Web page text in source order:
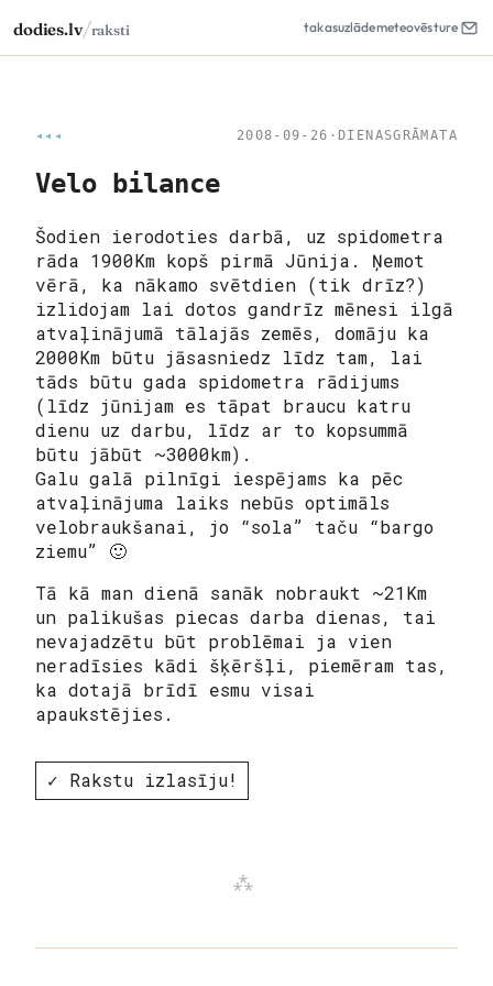
dodies.lv/raksti takasuzlādemeteovēsture
◂◂◂ 2008-09-26 · DIENASGRĀMATA
Velo bilance
Šodien ierodoties darbā, uz spidometra
rāda 1900Km kopš pirmā Jūnija. Ņemot
vērā, ka nākamo svētdien (tik drīz?)
izlidojam lai dotos gandrīz mēnesi ilgā
atvaļinājumā tālajās zemēs, domāju ka
2000Km būtu jāsasniedz līdz tam, lai
tāds būtu gada spidometra rādijums
(līdz jūnijam es tāpat braucu katru
dienu uz darbu, līdz ar to kopsummā
būtu jābūt ~3000km).
Galu galā pilnīgi iespējams ka pēc
atvaļinājuma laiks nebūs optimāls
velobraukšanai, jo “sola” taču “bargo
ziemu” 🙂
Tā kā man dienā sanāk nobraukt ~21Km
un palikušas piecas darba dienas, tai
nevajadzētu būt problēmai ja vien
neradīsies kādi šķēršļi, piemēram tas,
ka dotajā brīdī esmu visai
apaukstējies.
✓ Rakstu izlasīju!